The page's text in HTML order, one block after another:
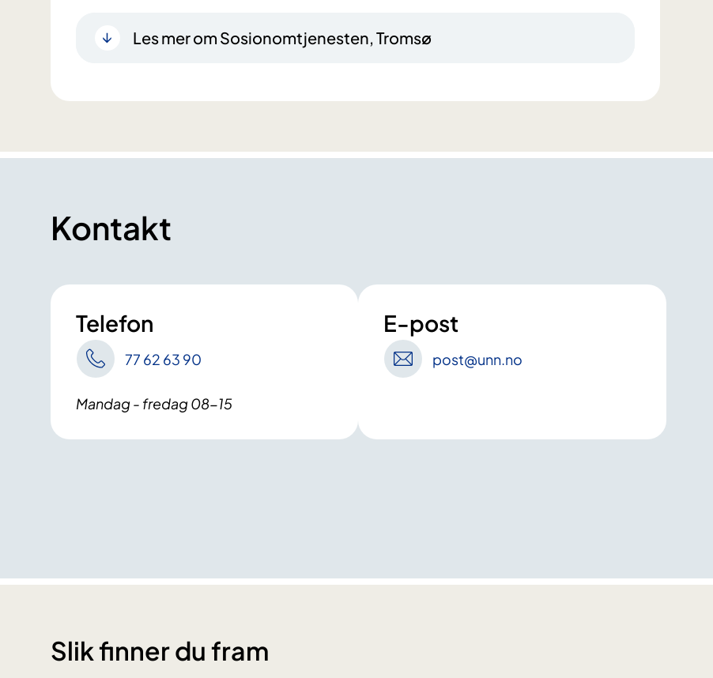
Les mer om Sosionomtjenesten, Tromsø
Kontakt
Telefon
77 62 63 90
Mandag - fredag 08-15
E-post
post@unn.no
Slik finner du fram